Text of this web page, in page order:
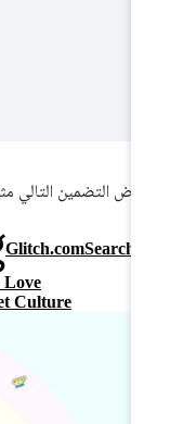
التضمين التالي مثالاً